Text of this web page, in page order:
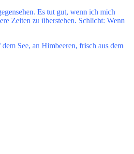
Es tut gut, wenn ich mich
Zeiten zu überstehen. Schlicht: Wenn
See, an Himbeeren, frisch aus dem